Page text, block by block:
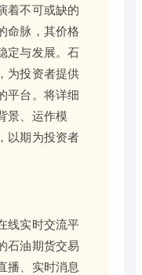
着不可或缺的
命脉，其价格
定与发展。石
为投资者提供
平台。将详细
景、运作模
以期为投资者
线实时交流平
石油期货交易
播、实时消息